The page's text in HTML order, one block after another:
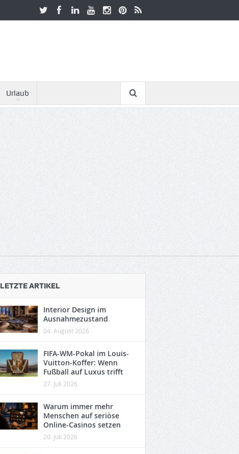
Urlaub
LETZTE ARTIKEL
Interior Design im
Ausnahmezustand
04. August 2026
FIFA-WM-Pokal im Louis-
Vuitton-Koffer: Wenn
Fußball auf Luxus trifft
27. Juli 2026
Warum immer mehr
Menschen auf seriöse
Online-Casinos setzen
20. Juli 2026